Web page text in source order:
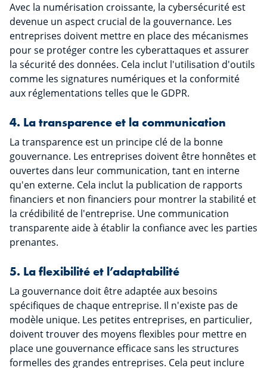
Avec la numérisation croissante, la cybersécurité est
devenue un aspect crucial de la gouvernance. Les
entreprises doivent mettre en place des mécanismes
pour se protéger contre les cyberattaques et assurer
la sécurité des données. Cela inclut l'utilisation d'outils
comme les signatures numériques et la conformité
aux réglementations telles que le GDPR.
4. La transparence et la communication
La transparence est un principe clé de la bonne
gouvernance. Les entreprises doivent être honnêtes et
ouvertes dans leur communication, tant en interne
qu'en externe. Cela inclut la publication de rapports
financiers et non financiers pour montrer la stabilité et
la crédibilité de l'entreprise. Une communication
transparente aide à établir la confiance avec les parties
prenantes.
5. La flexibilité et l’adaptabilité
La gouvernance doit être adaptée aux besoins
spécifiques de chaque entreprise. Il n'existe pas de
modèle unique. Les petites entreprises, en particulier,
doivent trouver des moyens flexibles pour mettre en
place une gouvernance efficace sans les structures
formelles des grandes entreprises. Cela peut inclure